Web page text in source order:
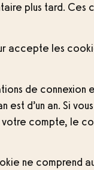
plus tard. Ces
accepte les
de connexion
d’un an. Si
votre compte, le
ne comprend